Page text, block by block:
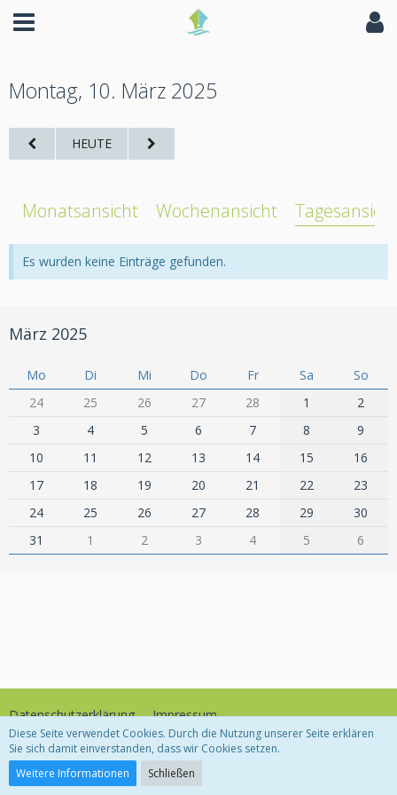
Montag, 10. März 2025
HEUTE
Monatsansicht Wochenansicht Tagesansicht
Es wurden keine Einträge gefunden.
März 2025
Mo Di Mi Do Fr Sa
So
24
25 26 27 28 1
2
3
4 5 6 7 8
9
10
11 12 13 14 15
16
17
18 19 20 21 22
23
24
25 26 27 28 29
30
31
1 2 3 4 5 6
Datenschutzerklärung Impressum
Community-Software:
Diese Seite verwendet Cookies. Durch die Nutzung unserer Seite erklären
Sie sich damit einverstanden, dass wir Cookies setzen.
Weitere Informationen
Schließen